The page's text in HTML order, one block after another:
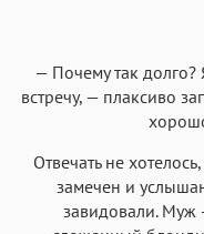
— Почему так долго?
встречу, — плаксиво
Отвечать не
замечен и
завидовали. Муж